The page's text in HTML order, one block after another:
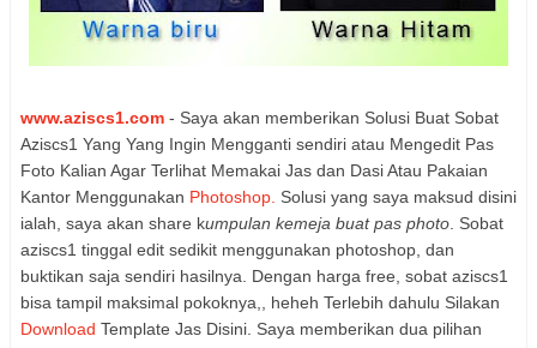
www.aziscs1.com - Saya akan memberikan Solusi Buat Sobat
Aziscs1 Yang Yang Ingin Mengganti sendiri atau Mengedit Pas
Foto Kalian Agar Terlihat Memakai Jas dan Dasi Atau Pakaian
Kantor Menggunakan Photoshop. Solusi yang saya maksud disini
ialah, saya akan share kumpulan kemeja buat pas photo . Sobat
aziscs1 tinggal edit sedikit menggunakan photoshop, dan
buktikan saja sendiri hasilnya. Dengan harga free, sobat aziscs1
bisa tampil maksimal pokoknya,, heheh Terlebih dahulu Silakan
Download Template Jas Disini. Saya memberikan dua pilihan